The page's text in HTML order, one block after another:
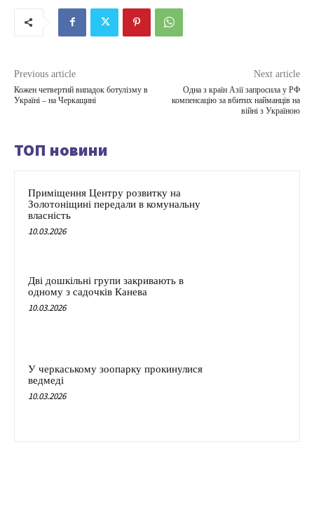
Previous article
Кожен четвертий випадок ботулізму в
Україні – на Черкащині
Next article
Одна з країн Азії запросила у РФ
компенсацію за вбитих найманців на
війні з Україною
ТОП новини
Приміщення Центру розвитку на
Золотоніщині передали в комунальну
власність
10.03.2026
Дві дошкільні групи закривають в
одному з садочків Канева
10.03.2026
У черкаському зоопарку прокинулися
ведмеді
10.03.2026